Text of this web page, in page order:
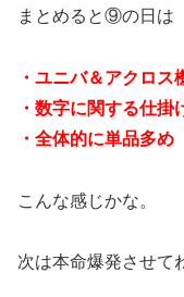
まとめると⑨の日は
・ユニバ＆アクロス
・数字に関する仕掛
・全体的に単品多め
こんな感じかな。
次は本命爆発させて